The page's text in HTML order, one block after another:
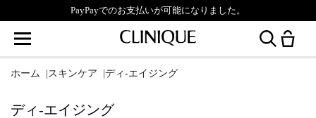
PayPayでのお支払いが可能になりました。
ホーム スキンケア ディ-エイジング
ディ-エイジング